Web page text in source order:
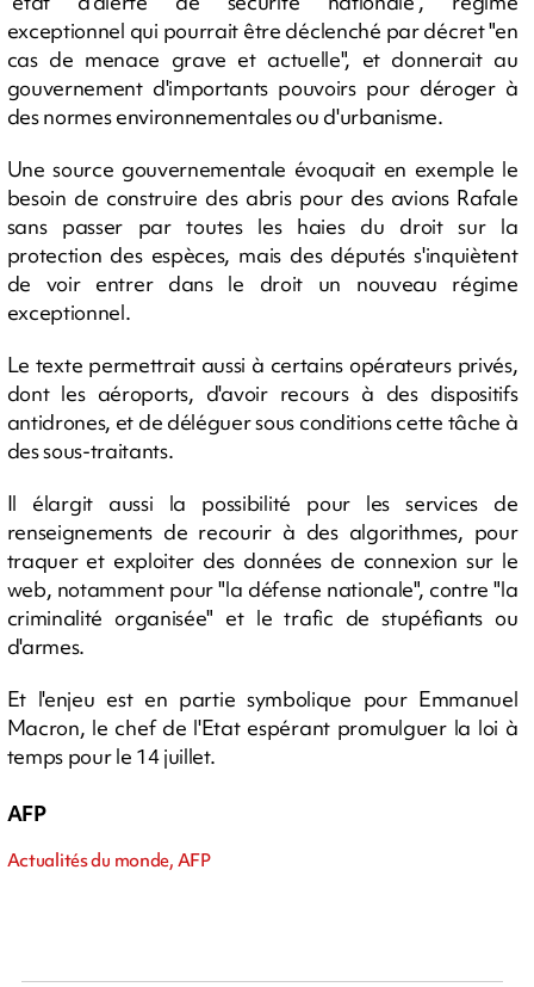
exceptionnel qui pourrait être déclenché par décret "en
cas de menace grave et actuelle", et donnerait au
gouvernement d'importants pouvoirs pour déroger à
des normes environnementales ou d'urbanisme.
Une source gouvernementale évoquait en exemple le
besoin de construire des abris pour des avions Rafale
sans passer par toutes les haies du droit sur la
protection des espèces, mais des députés s'inquiètent
de voir entrer dans le droit un nouveau régime
exceptionnel.
Le texte permettrait aussi à certains opérateurs privés,
dont les aéroports, d'avoir recours à des dispositifs
antidrones, et de déléguer sous conditions cette tâche à
des sous-traitants.
Il élargit aussi la possibilité pour les services de
renseignements de recourir à des algorithmes, pour
traquer et exploiter des données de connexion sur le
web, notamment pour "la défense nationale", contre "la
criminalité organisée" et le trafic de stupéfiants ou
d'armes.
Et l'enjeu est en partie symbolique pour Emmanuel
Macron, le chef de l'Etat espérant promulguer la loi à
temps pour le 14 juillet.
AFP
Actualités du monde, AFP